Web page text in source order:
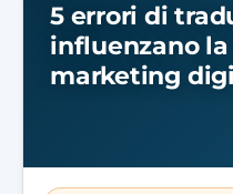
5 errori di
influenzano
marketing